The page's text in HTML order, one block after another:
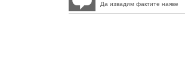
Да извадим фактите наяве